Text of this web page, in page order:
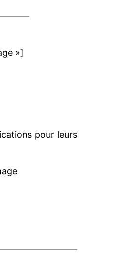
»]
pour leurs